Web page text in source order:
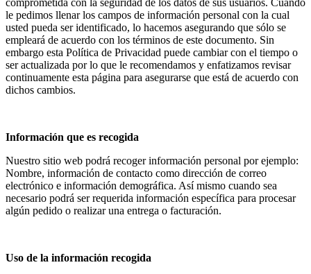
le pedimos llenar los campos de información personal con la cual
usted pueda ser identificado, lo hacemos asegurando que sólo se
empleará de acuerdo con los términos de este documento. Sin
embargo esta Política de Privacidad puede cambiar con el tiempo o
ser actualizada por lo que le recomendamos y enfatizamos revisar
continuamente esta página para asegurarse que está de acuerdo con
dichos cambios.
Información que es recogida
Nuestro sitio web podrá recoger información personal por ejemplo:
Nombre, información de contacto como dirección de correo
electrónico e información demográfica. Así mismo cuando sea
necesario podrá ser requerida información específica para procesar
algún pedido o realizar una entrega o facturación.
Uso de la información recogida